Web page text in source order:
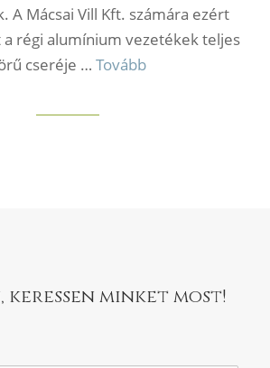
A Mácsai Vill Kft. számára ezért
régi alumínium vezetékek teljes
cseréje … Tovább
keressen minket most!